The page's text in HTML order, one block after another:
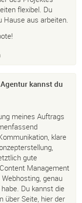
flexibel. Du
Hause aus arbeiten.
kannst du
meines Auftrags
klare
gute
Management
genau
Du kannst die
über Seite, hier der